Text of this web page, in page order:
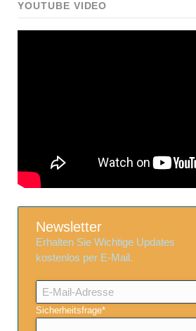
YOUTUBE VIDEO
Newsletter
Erhalten Sie Wichtige Updates
kostenlos per E-Mail.
E-
Mail-
Adresse
Pflichtfeld
Sicherheitsfrage*